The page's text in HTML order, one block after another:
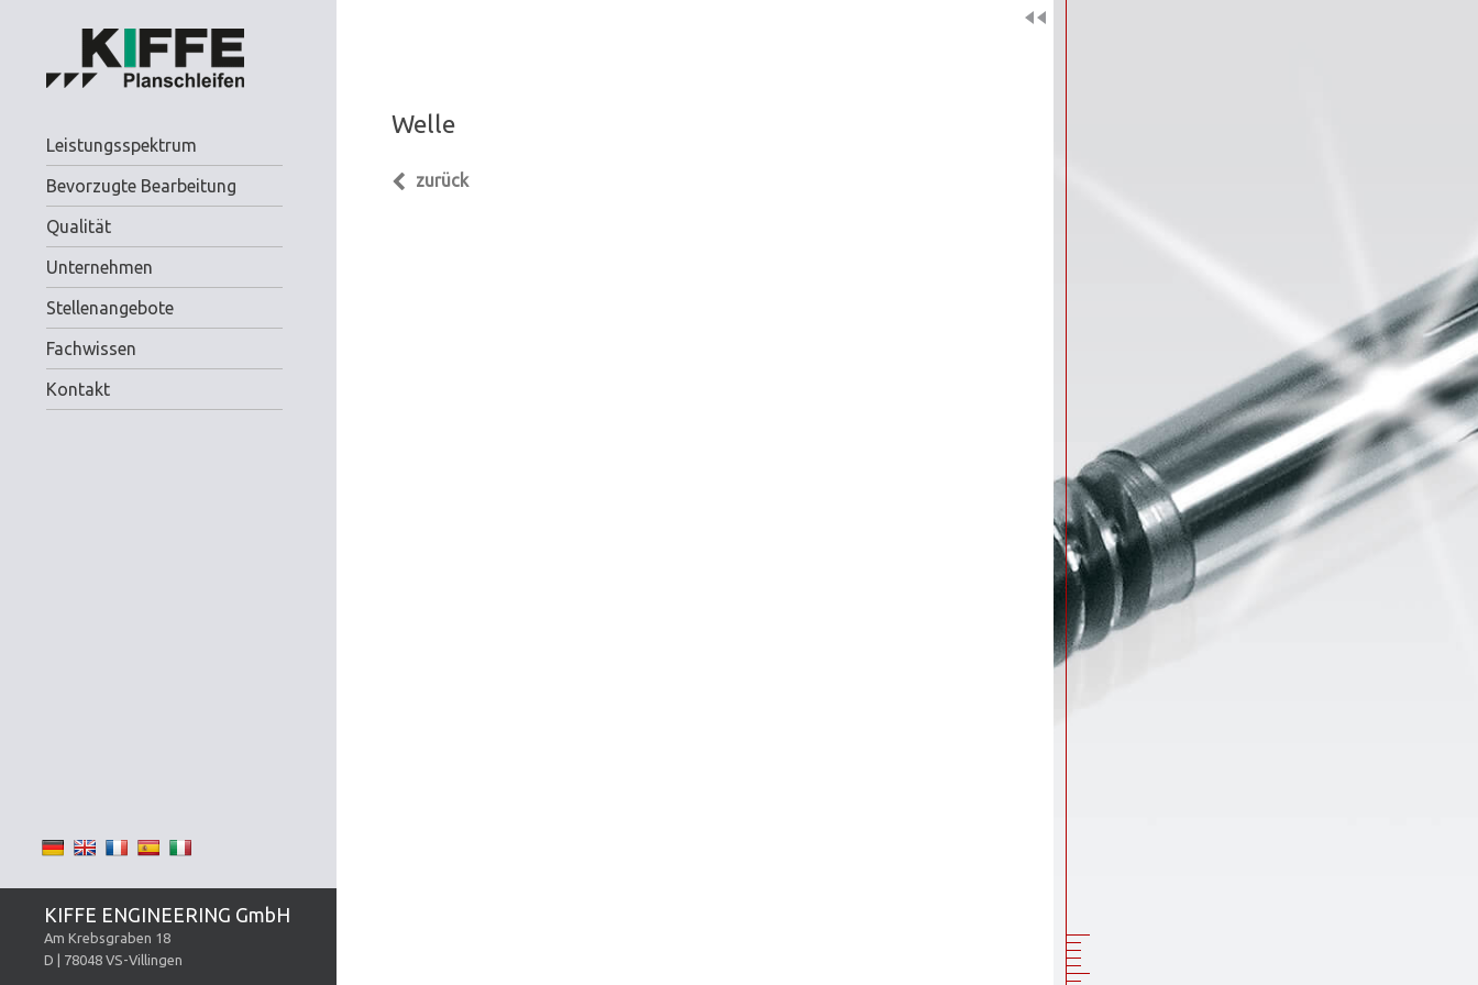
Leistungsspektrum
Bevorzugte Bearbeitung
Qualität
Unternehmen
Stellenangebote
Fachwissen
Kontakt
KIFFE ENGINEERING GmbH
Am Krebsgraben 18
D | 78048 VS-Villingen
Welle
zurück